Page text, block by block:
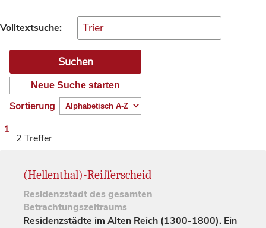
Volltextsuche:
Neue Suche starten
Sortierung
1
2 Treffer
(Hellenthal)-Reifferscheid
Residenzstadtdes gesamten
Betrachtungszeitraums
Residenzstädte im Alten Reich (1300-1800). Ein